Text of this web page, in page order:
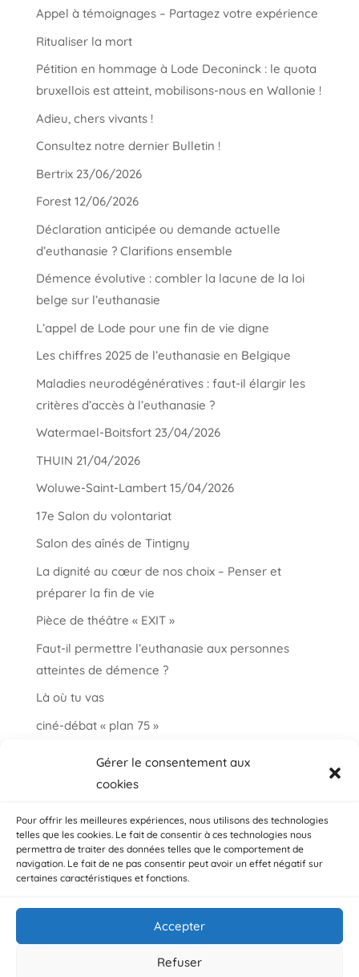
Gérer le consentement aux
cookies
Pour offrir les meilleures expériences, nous utilisons des technologies
telles que les cookies. Le fait de consentir à ces technologies nous
permettra de traiter des données telles que le comportement de
navigation. Le fait de ne pas consentir peut avoir un effet négatif sur
certaines caractéristiques et fonctions.
Accepter
Refuser
Appel à témoignages – Partagez votre expérience
Ritualiser la mort
Pétition en hommage à Lode Deconinck : le quota
bruxellois est atteint, mobilisons-nous en Wallonie !
Adieu, chers vivants !
Consultez notre dernier Bulletin !
Bertrix 23/06/2026
Forest 12/06/2026
Déclaration anticipée ou demande actuelle
d’euthanasie ? Clarifions ensemble
Démence évolutive : combler la lacune de la loi
belge sur l’euthanasie
L’appel de Lode pour une fin de vie digne
Les chiffres 2025 de l’euthanasie en Belgique
Maladies neurodégénératives : faut-il élargir les
critères d’accès à l’euthanasie ?
Watermael-Boitsfort 23/04/2026
THUIN 21/04/2026
Woluwe-Saint-Lambert 15/04/2026
17e Salon du volontariat
Salon des aînés de Tintigny
La dignité au cœur de nos choix – Penser et
préparer la fin de vie
Pièce de théâtre « EXIT »
Faut-il permettre l’euthanasie aux personnes
atteintes de démence ?
Là où tu vas
ciné-débat « plan 75 »
choisir ma fin vie
© ADMD, Avenue Plasky 144 bte 3 / 1030 Bruxelles /
Belgique